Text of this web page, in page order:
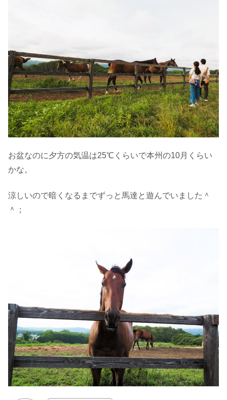
お盆なのに夕方の気温は25℃くらいで本州の10月くらい
かな。
涼しいので暗くなるまでずっと馬達と遊んでいました＾
＾；